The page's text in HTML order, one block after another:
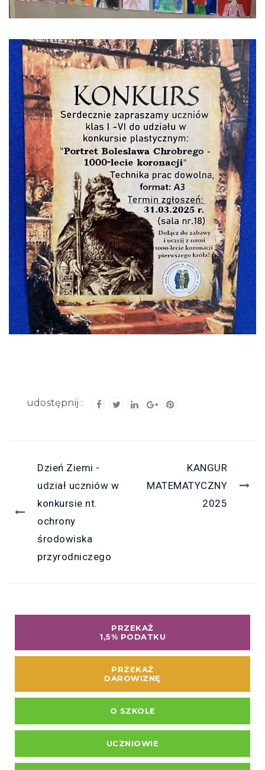
Dzień Ziemi -
udział uczniów w
konkursie nt.
ochrony
środowiska
przyrodniczego
KANGUR
MATEMATYCZNY
2025
PRZEKAŻ
1,5% PODATKU
PRZEKAŻ
DAROWIZNĘ
O SZKOLE
UCZNIOWIE